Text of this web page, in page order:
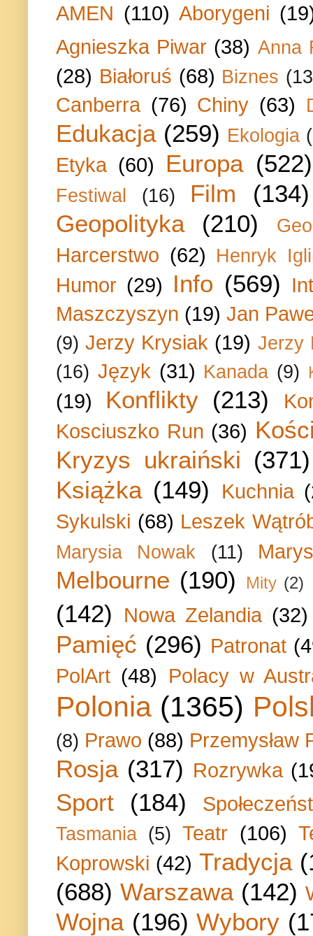
AMEN (110) Aborygeni
Agnieszka Piwar (38) Anna
(28) Białoruś (68) Biznes
Canberra (76) Chiny (63)
Edukacja (259) Ekologia
Etyka (60) Europa (522)
Festiwal (16) Film
(134)
Geopolityka
(210)
Harcerstwo (62) Henryk
Humor (29) Info (569)
Maszczyszyn (19) Jan
(9) Jerzy Krysiak (19) Jerzy
(16) Język (31) Kanada (9)
(19) Konflikty (213)
Kosciuszko Run (36)
Kryzys ukraiński (371)
Książka (149) Kuchnia
Sykulski (68) Leszek
Marysia Nowak (11)
Melbourne (190) Mity (2)
(142) Nowa Zelandia (32)
Pamięć (296) Patronat
PolArt (48) Polacy w
Polonia (1365)
(8) Prawo (88) Przemysław
Rosja (317) Rozrywka
Sport (184)
Tasmania (5) Teatr (106)
Koprowski (42) Tradycja
(688) Warszawa (142)
Wojna (196) Wybory